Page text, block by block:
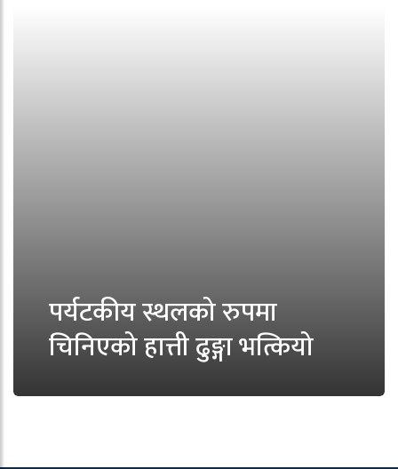
पर्यटकीय स्थलको रुपमा
चिनिएको हात्ती ढुङ्गा भत्कियो